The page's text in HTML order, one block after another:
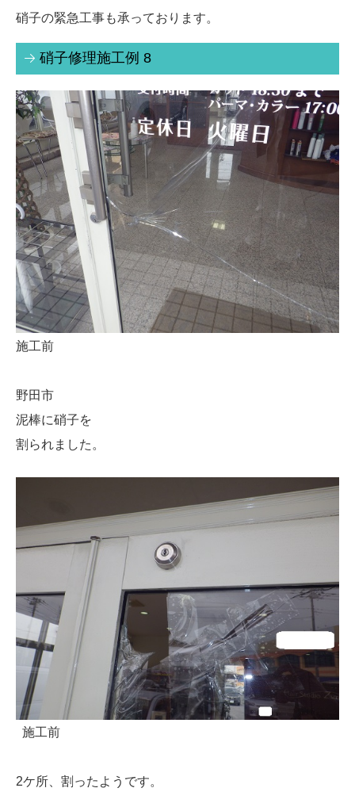
硝子の緊急工事も承っております。
硝子修理施工例 8
施工前
野田市
泥棒に硝子を
割られました。
施工前
2ケ所、割ったようです。